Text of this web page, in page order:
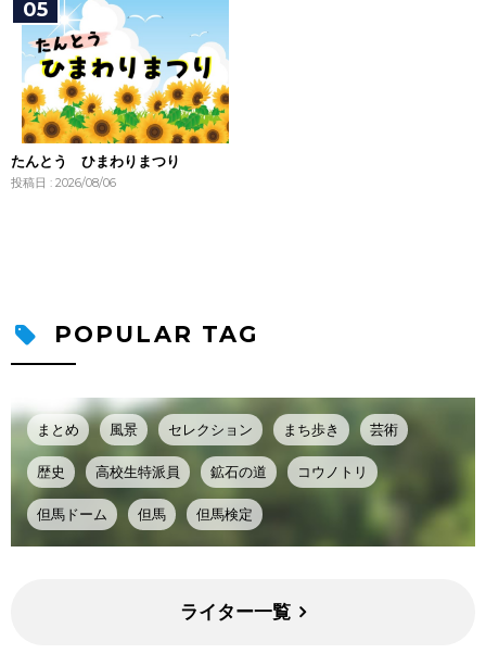
たんとう ひまわりまつり
投稿日 : 2026/08/06
POPULAR TAG
まとめ 風景 セレクション まち歩き 芸術
歴史 高校生特派員 鉱石の道 コウノトリ
但馬ドーム 但馬 但馬検定
ライター一覧